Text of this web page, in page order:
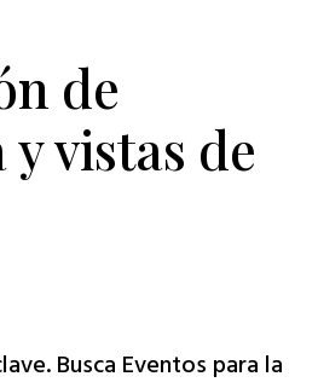
de
vistas de
Busca Eventos para la